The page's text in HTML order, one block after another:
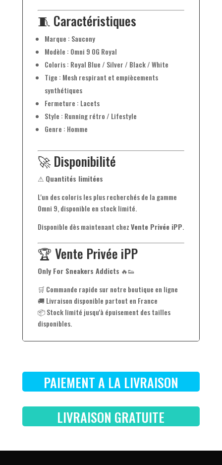
🧵 Caractéristiques
Marque : Saucony
Modèle : Omni 9 OG Royal
Coloris : Royal Blue / Silver / Black / White
Tige : Mesh respirant et empiècements
synthétiques
Fermeture : Lacets
Style : Running rétro / Lifestyle
Genre : Homme
🚀 Disponibilité
⚠ Quantités limitées
L'un des coloris les plus recherchés de la gamme
Omni 9, disponible en stock limité.
Disponible dès maintenant chezVente Privée iPP.
🏆 Vente Privée iPP
Only For Sneakers Addicts 🔥👟
🛒 Commande rapide sur notre boutique en ligne
🚚 Livraison disponible partout en France
📦 Stock limité jusqu'à épuisement des tailles
disponibles.
PAIEMENT A LA LIVRAISON
LIVRAISON GRATUITE